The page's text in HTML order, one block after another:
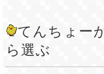
てんちょー
ら選ぶ